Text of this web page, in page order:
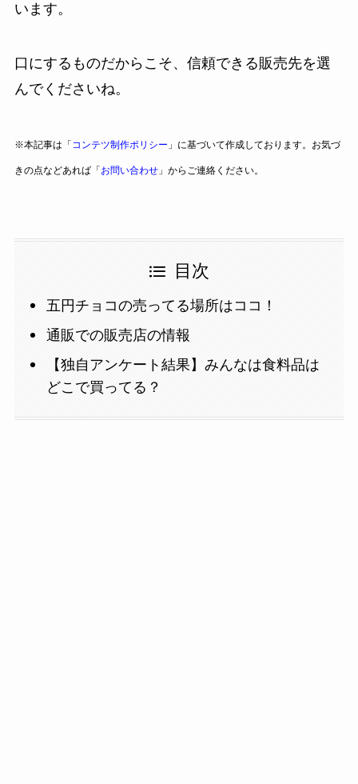
います。
口にするものだからこそ、信頼できる販売先を選
んでくださいね。
※本記事は「 コンテツ制作ポリシー 」に基づいて作成しております。お気づ
きの点などあれば「お問い合わせ」からご連絡ください。
目次
五円チョコの売ってる場所はココ！
通販での販売店の情報
【独自アンケート結果】みんなは食料品は
どこで買ってる？